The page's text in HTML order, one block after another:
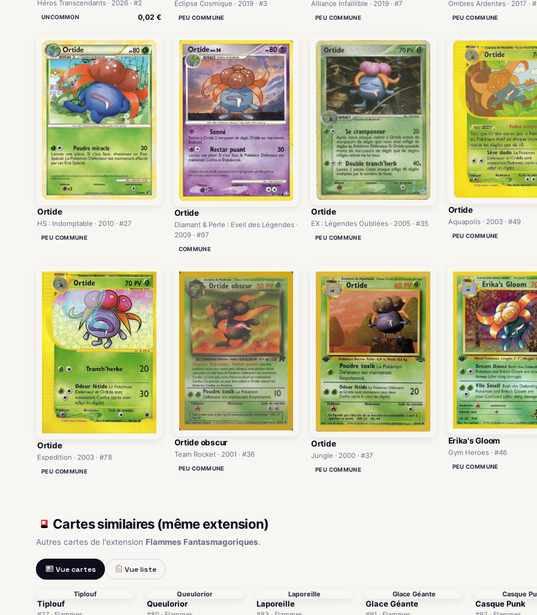
Héros Transcendants · 2026 · #2
UNCOMMON 0,02 €
Éclipse Cosmique · 2019 · #3
PEU COMMUNE
Alliance Infaillible · 2019 · #7
PEU COMMUNE
Ombres Ardentes · 2017 ·
PEU COMMUNE
Ortide
HS : Indomptable · 2010 · #27
PEU COMMUNE
Ortide
Diamant & Perle : Eveil des Légendes ·
2009 · #97
COMMUNE
Ortide
EX : Légendes Oubliées · 2005 · #35
PEU COMMUNE
Ortide
Aquapolis · 2003 · #49
PEU COMMUNE
Ortide
Expedition · 2003 · #78
PEU COMMUNE
Ortide obscur
Team Rocket · 2001 · #36
PEU COMMUNE
Ortide
Jungle · 2000 · #37
PEU COMMUNE
Erika's Gloom
Gym Heroes · #46
PEU COMMUNE
Cartes similaires (même extension)
Autres cartes de l'extension Flammes Fantasmagoriques.
Vue cartes Vue liste
Tiplouf
Tiplouf
Queulorior
Queulorior
Laporeille
Laporeille
Glace Géante
Glace Géante
Casque
Casque Punk